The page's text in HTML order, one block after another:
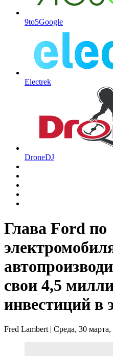
9to5Google
Electrek
DroneDJ
Глава Ford по
свои 4,5
инвестиций в
Fred Lambert| Среда, 30 марта,